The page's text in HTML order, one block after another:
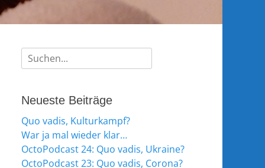
Suche
nach:
Neueste Beiträge
Quo vadis, Kulturkampf?
War ja mal wieder klar…
OctoPodcast 24: Quo vadis, Ukraine?
OctoPodcast 23: Quo vadis, Corona?